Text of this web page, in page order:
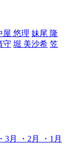
屋 悠理 妹尾 隆
守 堀 美沙希 笠
・3月 ・2月
・1月